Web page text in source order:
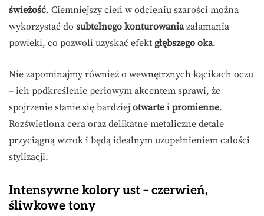
świeżość. Ciemniejszy cień w odcieniu szarości można
wykorzystać do subtelnego konturowaniazałamania
powieki, co pozwoli uzyskać efekt głębszego oka.
Nie zapominajmy również o wewnętrznych kącikach oczu
– ich podkreślenie perłowym akcentem sprawi, że
spojrzenie stanie się bardziej otwarte i promienne.
Rozświetlona cera oraz delikatne metaliczne detale
przyciągną wzrok i będą idealnym uzupełnieniem całości
stylizacji.
Intensywne kolory ust – czerwień,
śliwkowe tony